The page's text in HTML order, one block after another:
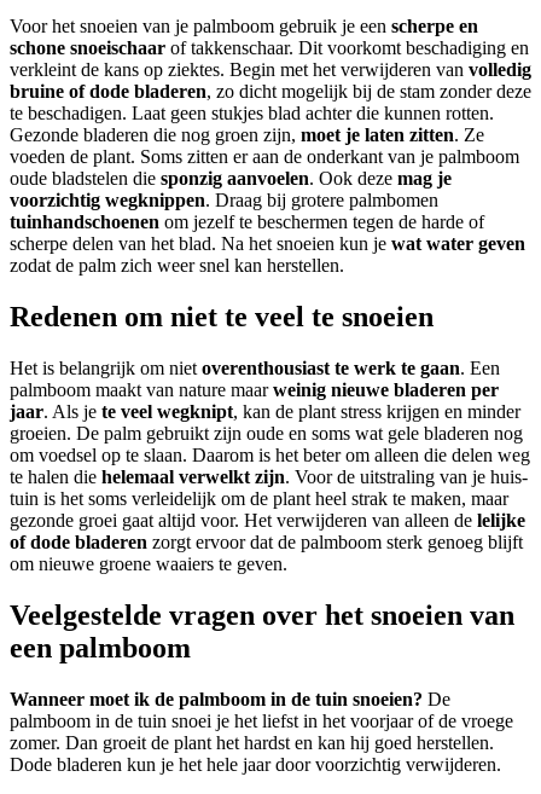
Voor het snoeien van je palmboom gebruik je een scherpe en
schone snoeischaar of takkenschaar. Dit voorkomt beschadiging en
verkleint de kans op ziektes. Begin met het verwijderen van volledig
bruine of dode bladeren, zo dicht mogelijk bij de stam zonder deze
te beschadigen. Laat geen stukjes blad achter die kunnen rotten.
Gezonde bladeren die nog groen zijn, moet je laten zitten. Ze
voeden de plant. Soms zitten er aan de onderkant van je palmboom
oude bladstelen die sponzig aanvoelen. Ook deze mag je
voorzichtig wegknippen. Draag bij grotere palmbomen
tuinhandschoenen om jezelf te beschermen tegen de harde of
scherpe delen van het blad. Na het snoeien kun je wat water geven
zodat de palm zich weer snel kan herstellen.
Redenen om niet te veel te snoeien
Het is belangrijk om niet overenthousiast te werk te gaan. Een
palmboom maakt van nature maarweinig nieuwe bladeren per
jaar. Als je te veel wegknipt, kan de plant stress krijgen en minder
groeien. De palm gebruikt zijn oude en soms wat gele bladeren nog
om voedsel op te slaan. Daarom is het beter om alleen die delen weg
te halen die helemaal verwelkt zijn. Voor de uitstraling van je huis-
tuin is het soms verleidelijk om de plant heel strak te maken, maar
gezonde groei gaat altijd voor. Het verwijderen van alleen de lelijke
of dode bladeren zorgt ervoor dat de palmboom sterk genoeg blijft
om nieuwe groene waaiers te geven.
Veelgestelde vragen over het snoeien van
een palmboom
Wanneer moet ik de palmboom in de tuin snoeien? De
palmboom in de tuin snoei je het liefst in het voorjaar of de vroege
zomer. Dan groeit de plant het hardst en kan hij goed herstellen.
Dode bladeren kun je het hele jaar door voorzichtig verwijderen.